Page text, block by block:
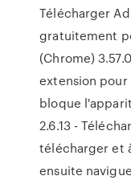
Télécharger
gratuitement
(Chrome)
extension
bloque
2.6.13 -
télécharger et
ensuite